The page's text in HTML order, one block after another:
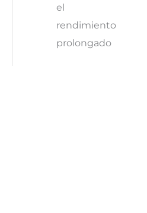
el
rendimiento
prolongado